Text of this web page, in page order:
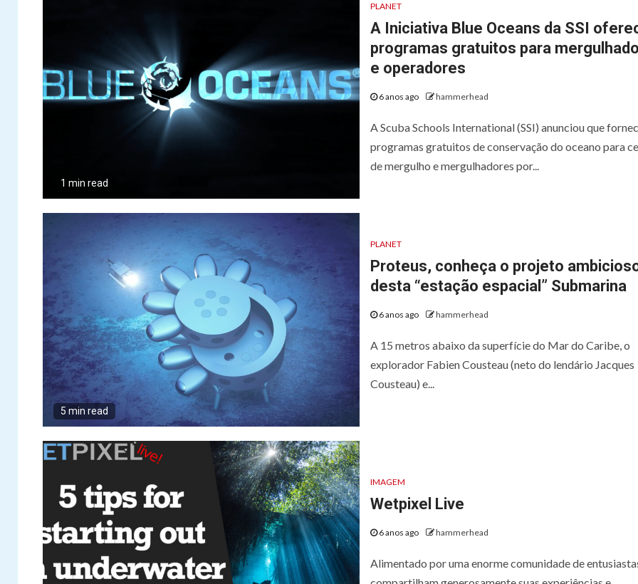
1 min read
PLANET
A Iniciativa Blue Oceans da SSI
programas gratuitos para
e operadores
6 anos ago hammerhead
A Scuba Schools International (SSI) anunciou que
programas gratuitos de conservação do oceano para
de mergulho e mergulhadores por...
5 min read
PLANET
Proteus, conheça o projeto
desta “estação espacial” Submarina
6 anos ago hammerhead
A 15 metros abaixo da superfície do Mar do Caribe, o
explorador Fabien Cousteau (neto do lendário Jacques
Cousteau) e...
IMAGEM
Wetpixel Live
6 anos ago hammerhead
Alimentado por uma enorme comunidade de